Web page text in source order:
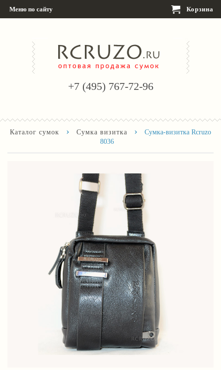
Меню по сайту Корзина
+7 (495) 767-72-96
Каталог сумок › Сумка визитка ›
Сумка-визитка Rcruzo
8036